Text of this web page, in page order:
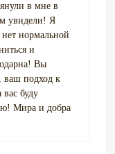
в мне в
увидели! Я
нормальной
и
Вы
ваш подход к
буду
Мира и добра